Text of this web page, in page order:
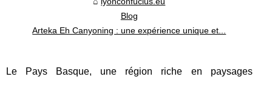
Blog
Arteka Eh Canyoning : une expérience unique et...
Le Pays Basque, une région riche en paysages